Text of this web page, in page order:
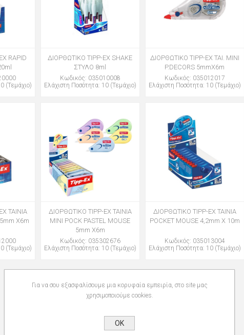
RAPID
(Τεμάχιο)
ΔΙΟΡΘΩΤΙΚΟ TIPP-EX SHAKE
ΣΤΥΛΟ 8ml
Κωδικός: 035010008
Ελάχιστη Ποσότητα: 10 (Τεμάχιο)
ΔΙΟΡΘΩΤΙΚΟ TIPP-EX ΤΑΙ. MINI
P.DECORS 5mmX6m
Κωδικός: 035012017
Ελάχιστη Ποσότητα: 10 (Τεμάχιο)
ΤΑΙΝΙΑ
X6m
(Τεμάχιο)
ΔΙΟΡΘΩΤΙΚΟ TIPP-EX ΤΑΙΝΙΑ
MINI POCK PASTEL MOUSE
5mm X6m
Κωδικός: 035302676
Ελάχιστη Ποσότητα: 10 (Τεμάχιο)
ΔΙΟΡΘΩΤΙΚΟ TIPP-EX ΤΑΙΝΙΑ
POCKET MOUSE 4,2mm X 10m
Κωδικός: 035013004
Ελάχιστη Ποσότητα: 10 (Τεμάχιο)
Για να σου εξασφαλίσουμε μια κορυφαία εμπειρία, στο site μας
χρησιμοποιούμε cookies.
OK